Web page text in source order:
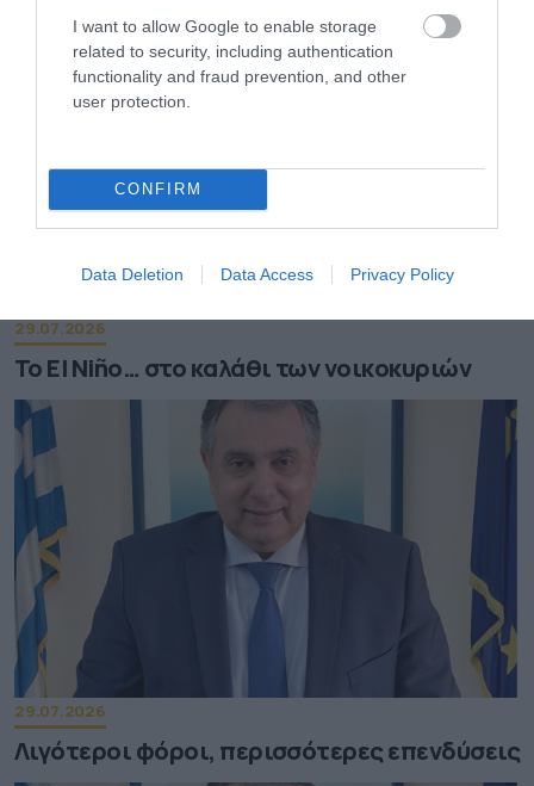
I want to allow Google to enable storage
related to security, including authentication
functionality and fraud prevention, and other
user protection.
CONFIRM
Data Deletion Data Access Privacy Policy
29.07.2026
Το El Niño… στο καλάθι των νοικοκυριών
29.07.2026
Λιγότεροι φόροι, περισσότερες επενδύσεις